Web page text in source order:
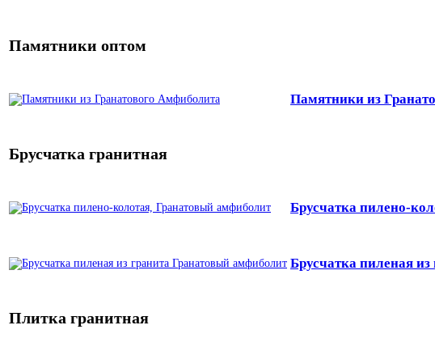
Памятники оптом
Памятники из
Брусчатка гранитная
Брусчатка пилено-
Брусчатка пиленая
Плитка гранитная